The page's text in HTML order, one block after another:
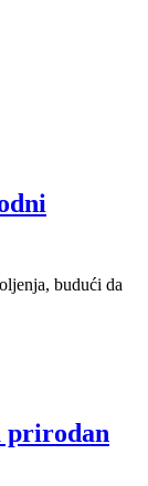
budući da
prirodan